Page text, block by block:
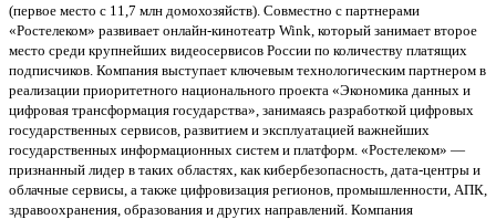
(первое место с 11,7 млн домохозяйств). Совместно с партнерами
«Ростелеком» развивает онлайн-кинотеатр Wink, который занимает второе
место среди крупнейших видеосервисов России по количеству платящих
подписчиков. Компания выступает ключевым технологическим партнером в
реализации приоритетного национального проекта «Экономика данных и
цифровая трансформация государства», занимаясь разработкой цифровых
государственных сервисов, развитием и эксплуатацией важнейших
государственных информационных систем и платформ. «Ростелеком» —
признанный лидер в таких областях, как кибербезопасность, дата-центры и
облачные сервисы, а также цифровизация регионов, промышленности, АПК,
здравоохранения, образования и других направлений. Компания